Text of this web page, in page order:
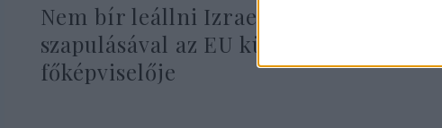
Nem bír leállni Izrael
szapulásával az EU külügyi
főképviselője